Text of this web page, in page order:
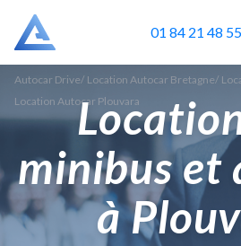
01 84 21 48 55
Autocar Drive/ Location Autocar Bretagne/
Location Autocar Plouvara
minibus et
à